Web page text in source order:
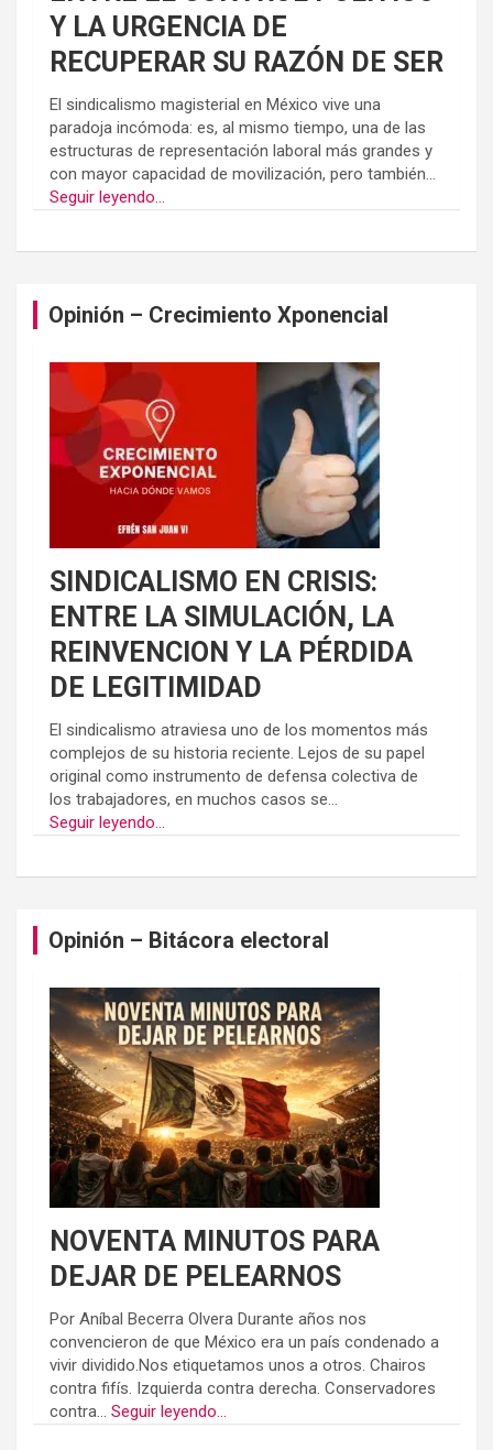
Y LA URGENCIA DE
RECUPERAR SU RAZÓN DE SER
El sindicalismo magisterial en México vive una
paradoja incómoda: es, al mismo tiempo, una de las
estructuras de representación laboral más grandes y
con mayor capacidad de movilización, pero también...
Seguir leyendo...
Opinión – Crecimiento Xponencial
SINDICALISMO EN CRISIS:
ENTRE LA SIMULACIÓN, LA
REINVENCION Y LA PÉRDIDA
DE LEGITIMIDAD
El sindicalismo atraviesa uno de los momentos más
complejos de su historia reciente. Lejos de su papel
original como instrumento de defensa colectiva de
los trabajadores, en muchos casos se...
Seguir leyendo...
Opinión – Bitácora electoral
NOVENTA MINUTOS PARA
DEJAR DE PELEARNOS
Por Aníbal Becerra Olvera Durante años nos
convencieron de que México era un país condenado a
vivir dividido.Nos etiquetamos unos a otros. Chairos
contra fifís. Izquierda contra derecha. Conservadores
contra... Seguir leyendo...